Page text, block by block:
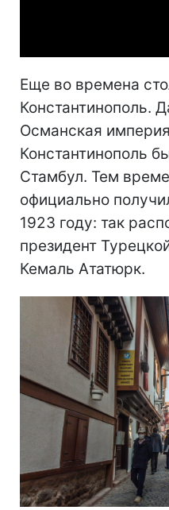
Еще во времена
Константинополь.
Османская
Константинополь
Стамбул. Тем
официально
1923 году: так
президент
Кемаль Ататюрк.